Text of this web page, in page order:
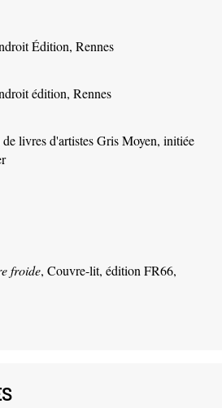
Édition, Rennes
édition, Rennes
livres d'artistes Gris Moyen, initiée
froide, Couvre-lit, édition FR66,